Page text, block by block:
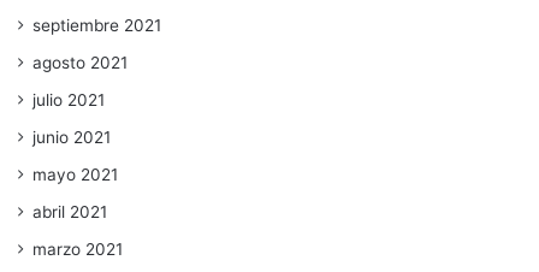
septiembre 2021
agosto 2021
julio 2021
junio 2021
mayo 2021
abril 2021
marzo 2021